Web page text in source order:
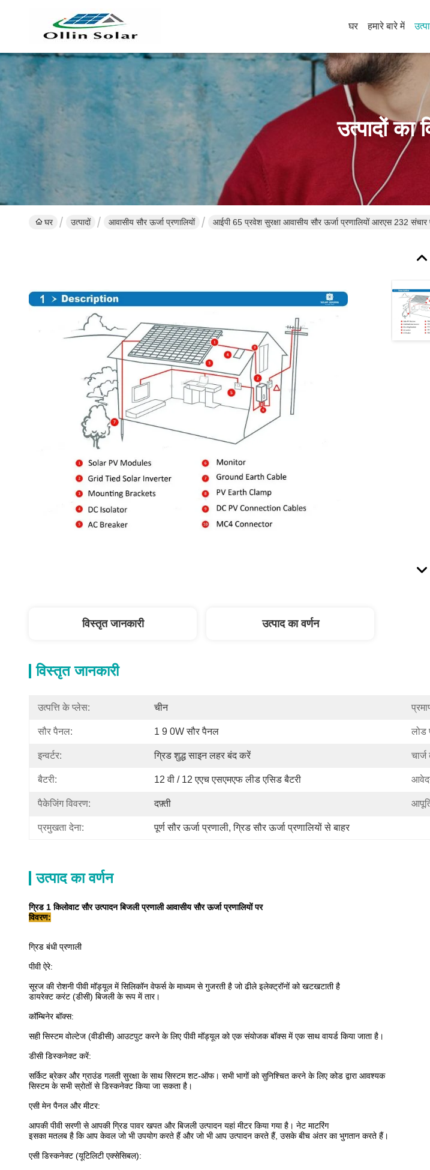
घर हमारे बारे में
उत्पादों का
घर उत्पादों आवासीय सौर ऊर्जा प्रणालियों आईपी ​​65 प्रवेश सुरक्षा आवासीय सौर ऊर्जा प्रणालियों आरएस 232 संचार
विस्तृत जानकारी उत्पाद का वर्णन
विस्तृत जानकारी
उत्पत्ति के प्लेस: चीन
सौर पैनल: 1 9 0W सौर पैनल लोड
इन्वर्टर: ग्रिड शुद्ध साइन लहर बंद करें
बैटरी: 12 वी / 12 एएच एसएमएफ लीड एसिड बैटरी
पैकेजिंग विवरण: दफ़्ती
प्रमुखता देना: पूर्ण सौर ऊर्जा प्रणाली, ग्रिड सौर ऊर्जा प्रणालियों से बाहर
उत्पाद का वर्णन
ग्रिड 1 किलोवाट सौर उत्पादन बिजली प्रणाली आवासीय सौर ऊर्जा प्रणालियों पर
विवरण:
ग्रिड बंधी प्रणाली
पीवी ऐरे:
सूरज की रोशनी पीवी मॉड्यूल में सिलिकॉन वेफर्स के माध्यम से गुजरती है जो ढीले इलेक्ट्रॉनों को खटखटाती है
डायरेक्ट करंट (डीसी) बिजली के रूप में तार।
कॉम्बिनेर बॉक्स:
सही सिस्टम वोल्टेज (वीडीसी) आउटपुट करने के लिए पीवी मॉड्यूल को एक संयोजक बॉक्स में एक साथ वायर्ड किया जाता है।
डीसी डिस्कनेक्ट करें:
सर्किट ब्रेकर और ग्राउंड गलती सुरक्षा के साथ सिस्टम शट-ऑफ। सभी भागों को सुनिश्चित करने के लिए कोड द्वारा आवश्यक
सिस्टम के सभी स्रोतों से डिस्कनेक्ट किया जा सकता है।
एसी मेन पैनल और मीटर:
आपकी पीवी सरणी से आपकी ग्रिड पावर खपत और बिजली उत्पादन यहां मीटर किया गया है। नेट माटरिंग
इसका मतलब है कि आप केवल जो भी उपयोग करते हैं और जो भी आप उत्पादन करते हैं, उसके बीच अंतर का भुगतान करते हैं।
एसी डिस्कनेक्ट (यूटिलिटी एक्सेसिबल):